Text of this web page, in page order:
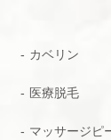
カベリン
医療脱毛
マッサージピ